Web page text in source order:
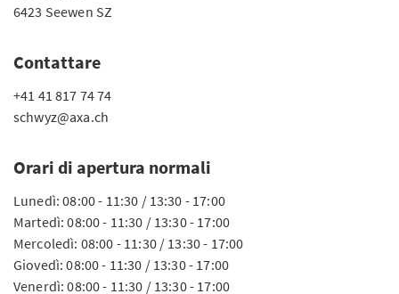
6423 Seewen SZ
Contattare
+41 41 817 74 74
schwyz@axa.ch
Orari di apertura normali
Lunedì: 08:00 - 11:30 / 13:30 - 17:00
Martedì: 08:00 - 11:30 / 13:30 - 17:00
Mercoledì: 08:00 - 11:30 / 13:30 - 17:00
Giovedì: 08:00 - 11:30 / 13:30 - 17:00
Venerdì: 08:00 - 11:30 / 13:30 - 17:00